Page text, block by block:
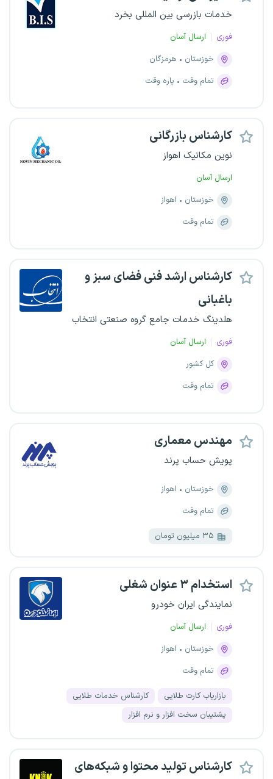
خدمات بازرسی بین المللی بخرد
فوری
ارسال آسان
خوزستان
هرمزگان
تمام وقت
پاره وقت
کارشناس بازرگانی
نوین مکانیک اهواز
ارسال آسان
خوزستان
اهواز
تمام وقت
کارشناس ارشد فنی فضای سبز و
باغبانی
هلدینگ خدمات جامع گروه صنعتی انتخاب
فوری
ارسال آسان
کل کشور
تمام وقت
مهندس معماری
پویش حساب پرند
خوزستان
اهواز
تمام وقت
۳۵ میلیون تومان
استخدام ۳ عنوان شغلی
نمایندگی ایران خودرو
فوری
ارسال آسان
خوزستان
اهواز
تمام وقت
بازاریاب کارت طلایی
کارشناس خدمات طلایی
پشتیبان سخت افزار و نرم افزار
کارشناس تولید محتوا و شبکه‌های